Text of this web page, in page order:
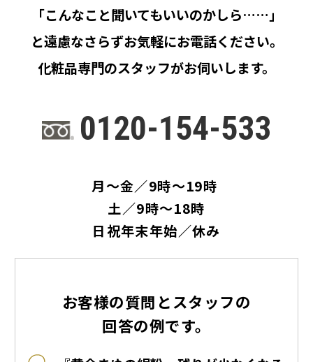
「こんなこと聞いてもいいのかしら……」
と遠慮なさらずお気軽にお電話ください。
化粧品専門のスタッフがお伺いします。
0120-154-533
月～金／9時～19時
土／9時～18時
日祝年末年始／休み
お客様の質問とスタッフの
回答の例です。